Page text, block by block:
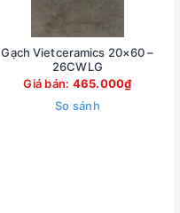
Gạch Vietceramics 20×60 –
26CWLG
Giá bán: 465.000₫
So sánh